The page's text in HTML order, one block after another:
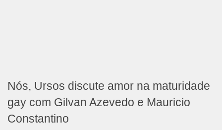
Nós, Ursos discute amor na maturidade
gay com Gilvan Azevedo e Mauricio
Constantino